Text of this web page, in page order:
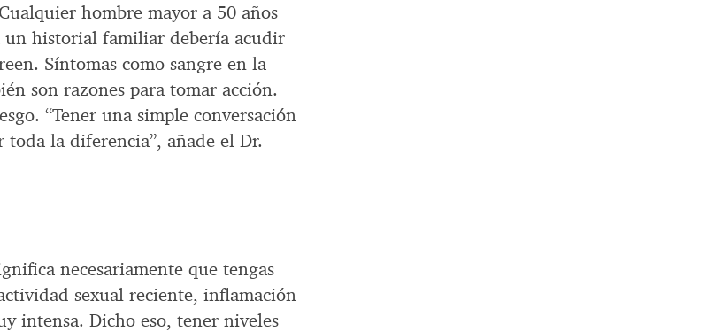
hombre mayor a 50 años
historial familiar debería acudir
Síntomas como sangre en la
son razones para tomar acción.
“Tener una simple conversación
la diferencia”, añade el Dr.
necesariamente que tengas
sexual reciente, inflamación
intensa. Dicho eso, tener niveles